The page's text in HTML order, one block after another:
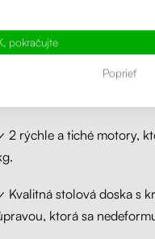
✓ Pevný a stabilný stôl aj v
2 rýchle a tiché motory,
Kvalitná stolová doska s
ktorá sa
pokračujte
Poprieť